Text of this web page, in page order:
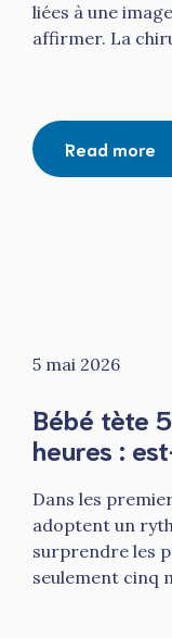
liées à une
affirmer. La
Read more
5 mai 2026
Bébé tète
heures :
Dans les
adoptent un
surprendre les
seulement cinq